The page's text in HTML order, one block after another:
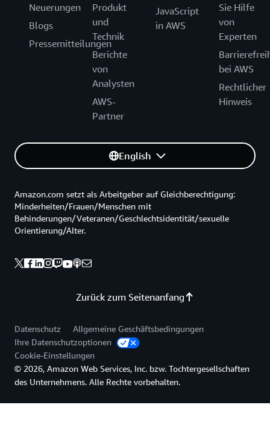
Neuerungen
Blogs
Pressemitteilungen
Produkt
und
Technik
Berichte
von
Analysten
AWS-
Partner
JavaScript
in AWS
Sie Hilfe
von
Experten
bei AWS
Rechtlicher
Hinweis
English
Zurück zum Seitenanfang
Amazon.com setzt als Arbeitgeber auf Gleichberechtigung:
Minderheiten/Frauen/Menschen mit
Behinderungen/Veteranen/Geschlechtsidentität/sexuelle
Orientierung/Alter.
Datenschutz
Allgemeine Geschäftsbedingungen
Ihre Datenschutzoptionen
Cookie-Einstellungen
© 2026, Amazon Web Services, Inc. bzw. Tochtergesellschaften
des Unternehmens. Alle Rechte vorbehalten.